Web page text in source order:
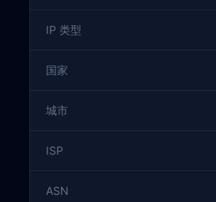
IP 类型
国家
城市
ISP
ASN